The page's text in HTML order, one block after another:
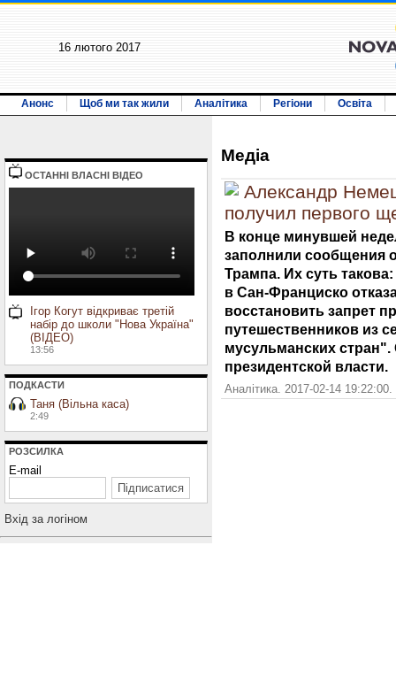
16 лютого 2017
Анонс Щоб ми так жили Аналітика Регіони Освіта
ОСТАННI ВЛАСНI ВIДЕО
Ігор Когут відкриває третій
набір до школи "Нова Україна"
(ВІДЕО)
13:56
ПОДКАСТИ
Таня (Вільна каса)
2:49
РОЗСИЛКА
E-mail
Вхiд за логiном
Медiа
Александр
получил первого
В конце минувшей
заполнили сообщения
Трампа. Их суть
в Сан-Франциско
восстановить запрет
путешественников из
мусульманских
президентской власти.
Аналітика. 2017-02-14